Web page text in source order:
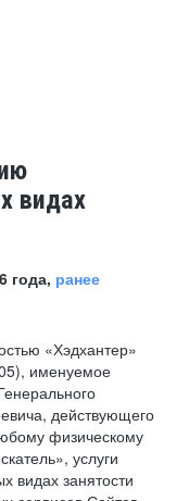
видах
года, ранее
«Хэдхантер»
именуемое
действующего
физическому
услуги
видах занятости